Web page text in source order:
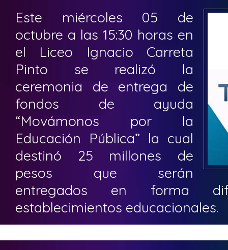
Este miércoles 05 de
octubre a las 15:30 horas en
el Liceo Ignacio Carreta
Pinto se realizó la
ceremonia de entrega de
fondos de ayuda
“Movámonos por la
Educación Pública” la cual
destinó 25 millones de
pesos que serán
entregados en forma
establecimientos educacionales.